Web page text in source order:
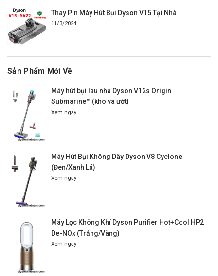
Thay Pin Máy Hút Bụi Dyson V15 Tại Nhà
11/3/2024
Sản Phẩm Mới Về
Máy hút bụi lau nhà Dyson V12s Origin
Submarine™ (khô và ướt)
Xem ngay
Máy Hút Bụi Không Dây Dyson V8 Cyclone
(Đen/Xanh Lá)
Xem ngay
Máy Lọc Không Khí Dyson Purifier Hot+Cool HP2
De-NOx (Trắng/Vàng)
Xem ngay